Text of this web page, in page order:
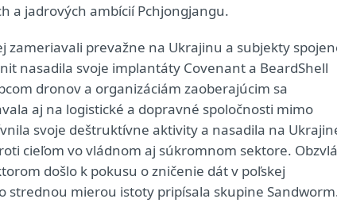
a jadrových ambícií Pchjongjangu.
zameriavali prevažne na Ukrajinu a subjekty
nasadila svoje implantáty Covenant a BeardShell
dronov a organizáciám zaoberajúcim sa
aj na logistické a dopravné spoločnosti mimo
svoje deštruktívne aktivity a nasadila na
cieľom vo vládnom aj súkromnom sektore.
došlo k pokusu o zničenie dát v poľskej
strednou mierou istoty pripísala skupine